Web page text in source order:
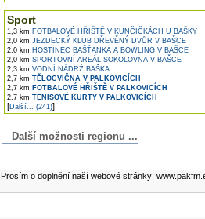
Sport
1,3 km FOTBALOVÉ HŘIŠTĚ V KUNČIČKÁCH U BAŠKY
2,0 km JEZDECKÝ KLUB DŘEVĚNÝ DVŮR V BAŠCE
2,0 km HOSTINEC BAŠŤANKA A BOWLING V BAŠCE
2,0 km SPORTOVNÍ AREÁL SOKOLOVNA V BAŠCE
2,3 km VODNÍ NÁDRŽ BAŠKA
2,7 km TĚLOCVIČNA V PALKOVICÍCH
2,7 km FOTBALOVÉ HŘIŠTĚ V PALKOVICÍCH
2,7 km TENISOVÉ KURTY V PALKOVICÍCH
[Další... (241)]
Další možnosti regionu ...
Prosím o doplnění naší webové stránky: